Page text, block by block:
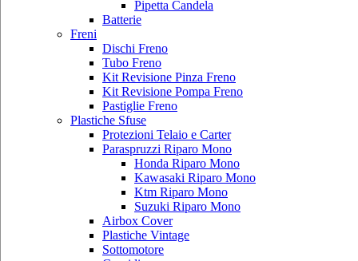
Pipetta Candela
Batterie
Freni
Dischi Freno
Tubo Freno
Kit Revisione Pinza Freno
Kit Revisione Pompa Freno
Pastiglie Freno
Plastiche Sfuse
Protezioni Telaio e Carter
Paraspruzzi Riparo Mono
Honda Riparo Mono
Kawasaki Riparo Mono
Ktm Riparo Mono
Suzuki Riparo Mono
Airbox Cover
Plastiche Vintage
Sottomotore